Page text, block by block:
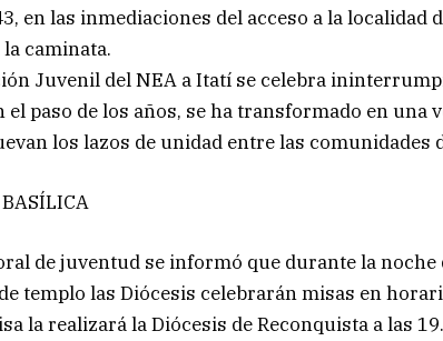
en las inmediaciones del acceso a la localidad
caminata.
Juvenil del NEA a Itatí se celebra
el paso de los años, se ha transformado en una
los lazos de unidad entre las comunidades
de juventud se informó que durante la
templo las Diócesis celebrarán misas en
la realizará la Diócesis de Reconquista a las